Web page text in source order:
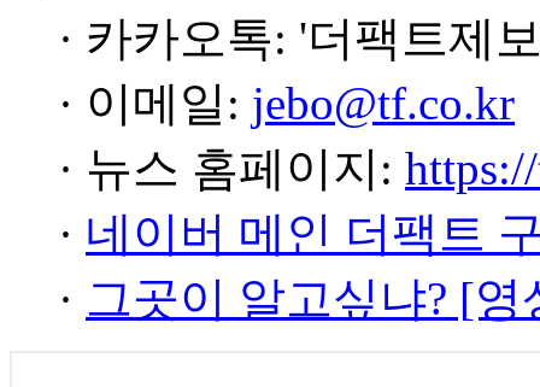
· 카카오톡: '더팩트제
· 이메일: jebo@tf.co.kr
· 뉴스 홈페이지:
· 네이버 메인 더팩트
· 그곳이 알고싶냐? [